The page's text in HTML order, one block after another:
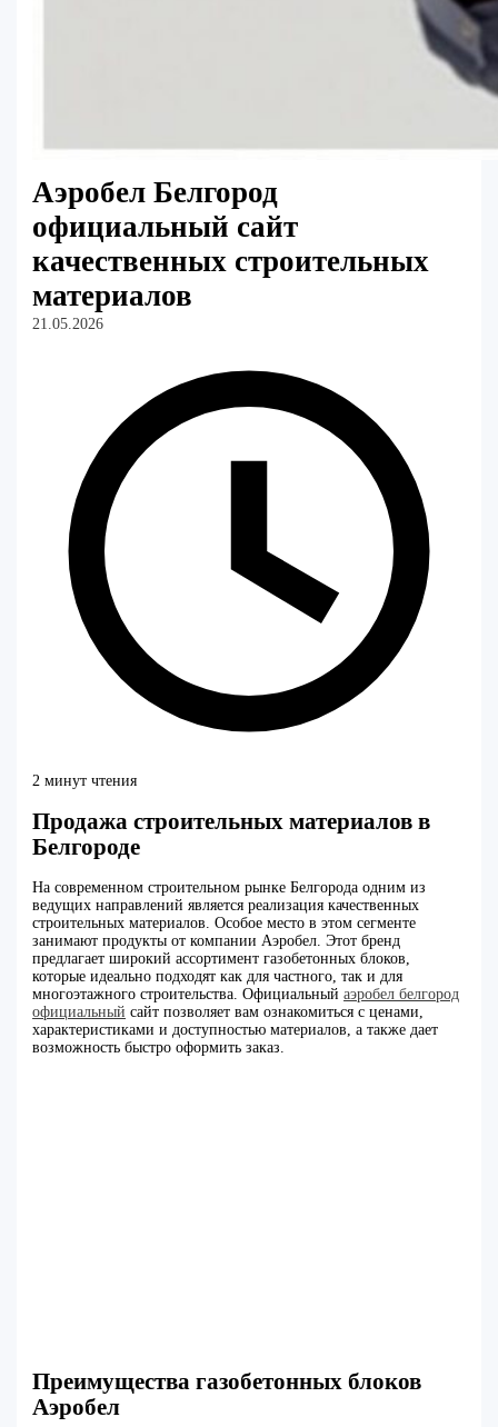
Аэробел Белгород
официальный сайт
качественных строительных
материалов
21.05.2026
2 минут чтения
Продажа строительных материалов в
Белгороде
На современном строительном рынке Белгорода одним из
ведущих направлений является реализация качественных
строительных материалов. Особое место в этом сегменте
занимают продукты от компании Аэробел. Этот бренд
предлагает широкий ассортимент газобетонных блоков,
которые идеально подходят как для частного, так и для
многоэтажного строительства. Официальныйаэробел белгород
официальный сайт позволяет вам ознакомиться с ценами,
характеристиками и доступностью материалов, а также дает
возможность быстро оформить заказ.
Преимущества газобетонных блоков
Аэробел